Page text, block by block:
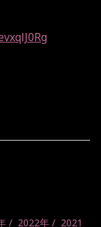
2022年 2021